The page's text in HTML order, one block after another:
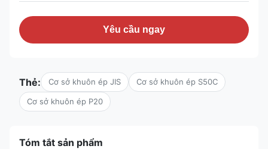
Yêu cầu ngay
Thẻ: Cơ sở khuôn ép JIS Cơ sở khuôn ép S50C
Cơ sở khuôn ép P20
Tóm tắt sản phẩm